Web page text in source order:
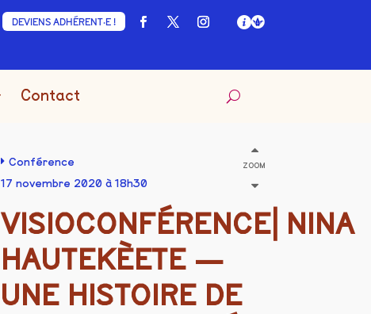
DEVIENS ADHÉRENT·E !
Contact
Conférence
17 novembre 2020 à 18h30
ZOOM
VISIOCONFÉRENCE⎜NINA
HAUTEKÈETE —
UNE HISTOIRE DE